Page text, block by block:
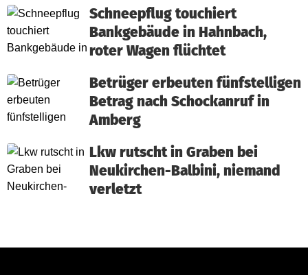
Schneepflug touchiert
Bankgebäude in Hahnbach,
roter Wagen flüchtet
Betrüger erbeuten fünfstelligen
Betrag nach Schockanruf in
Amberg
Lkw rutscht in Graben bei
Neukirchen-Balbini, niemand
verletzt